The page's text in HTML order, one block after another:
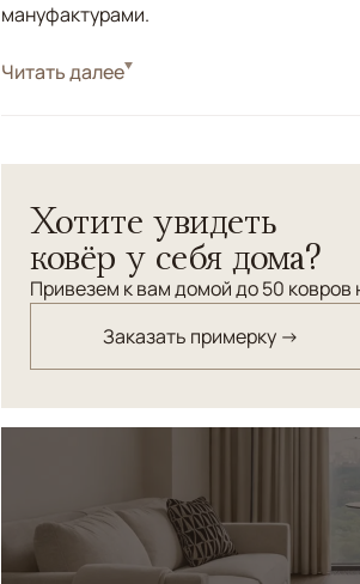
мануфактурами.
СтильКилимы и сумахи
УзорыГеометрический
Классический персидский орнамент
Шерсть высшей категории.
сочетанием ворсовых и безворсовых
Читать далее
Хотите увидеть
ковёр у себя дома?
Привезем к вам домой до 50 ковров
Заказать примерку →